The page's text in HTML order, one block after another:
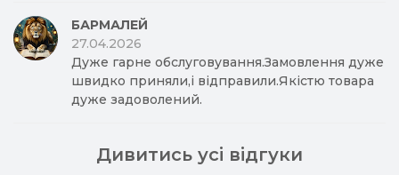
БАРМАЛЕЙ
27.04.2026
Дуже гарне обслуговування.Замовлення дуже
швидко приняли,і відправили.Якістю товара
дуже задоволений.
Дивитись усі відгуки